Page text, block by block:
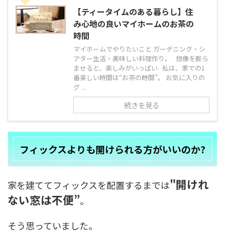
【ティータイムのある暮らし】住
み心地の良いマイホームのお茶の
時間
マイホームでやりたいこと ガーデニング・シ
アター生活・美味しい料理作り。 想像を膨ら
ませると、楽しみがいっぱい 私は、家での1
番楽しい時間は“お茶の時間”。 お気に入りの
グ ...
続きを見る
フィックスよりも開けられる方がいいのか?
家を建ててフィックスを配置するまでは"開けれ
ない窓は不便”。
そう思っていました。